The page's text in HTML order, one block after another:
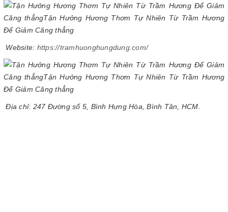
Website: https://tramhuonghungdung.com/
Địa chỉ: 247 Đường số 5, Bình Hưng Hòa, Bình Tân, HCM.